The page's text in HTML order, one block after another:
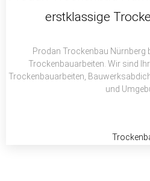
r
p
erstklassige
Prodan Trockenbau Nürnberg
Trockenbauarbeiten. Wir sind
Trockenbauarbeiten,
und